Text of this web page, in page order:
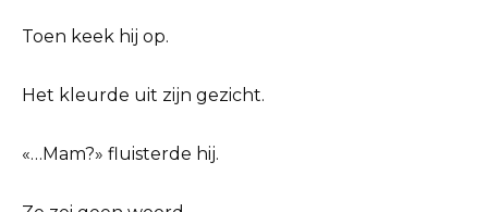
Toen keek hij op.
Het kleurde uit zijn gezicht.
«…Mam?» fluisterde hij.